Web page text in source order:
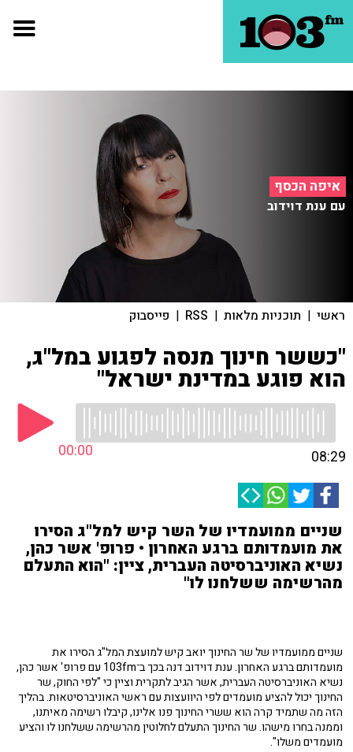
איפה הכסף
עם ענת דוידוב
ראשי | תוכניות מלאות |
RSS
| פייסבוק
"כששר חינוך מנסה לפגוע במל"ג,
הוא פוגע במדינת ישראל"
00:00 08:29
שניים ממועמדיו של השר קיש למל"ג הסירו
את מועמדותם ברגע האחרון • פרופ' אשר כהן,
נשיא האוניברסיטה העברית, ציין: "הוא התעלם
מהרשימה ששלחנו לו"
שניים ממועמדיו של שר החינוך יואב קיש למועצת המל"ג הסירו את
מועמדותם ברגע האחרון. ענת דוידוב דנה בכך ב־103fm עם פרופ' אשר כהן,
נשיא האוניברסיטה העברית, אשר הגיב לתקרית וציין כי "לפי החוק, שר
החינוך יכול להציע מועמדים לפי היוועצות עם ראשי האוניברסיטאות. בהליך
הזה מה שתמיד קרה הוא ששרי החינוך פנו אלינו, קיבלו רשימה מאיתנו,
וממנה בחרו מישהו. שר החינוך התעלם לחלוטין מהרשימה ששלחנו לו והציע
מועמדים משלו".